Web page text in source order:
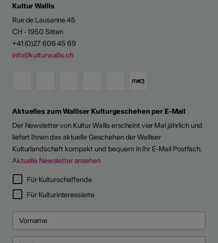
Kultur Wallis
Rue de Lausanne 45
CH - 1950 Sitten
+41 (0)27 606 45 69
info@kulturwallis.ch
Aktuelles zum Walliser Kulturgeschehen per E-Mail
Der Newsletter von Kultur Wallis erscheint vier Mal jährlich und
liefert Ihnen das aktuelle Geschehen der Walliser
Kulturlandschaft kompakt und bequem in Ihr E-Mail Postfach.
Aktuelle Newsletter ansehen
Für Kulturschaffende
Für Kulturinteressierte